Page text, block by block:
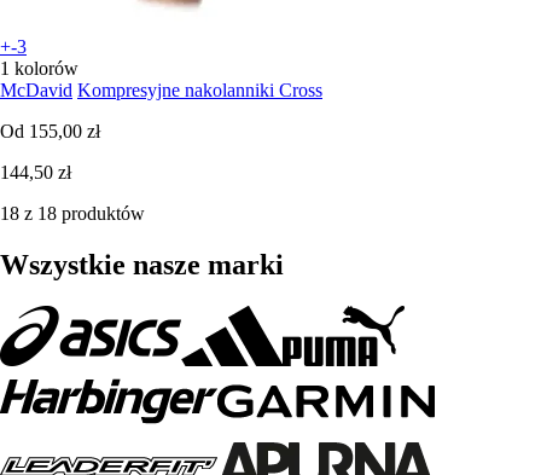
+-3
1 kolorów
McDavid Kompresyjne nakolanniki Cross
Od 155,00 zł
144,50 zł
18 z 18 produktów
Wszystkie nasze marki